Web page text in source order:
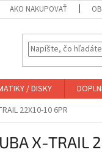
AKO NAKUPOVAŤ
/ DISKY
22X10-10 6PR
X-TRAIL